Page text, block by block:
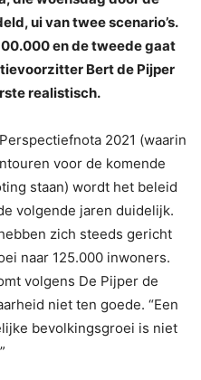
ui van twee scenario’s.
en de tweede gaat
Bert de Pijper
realistisch.
2021 (waarin
voor de komende
staan) wordt het beleid
volgende jaren duidelijk.
zich steeds gericht
naar 125.000 inwoners.
volgens De Pijper de
niet ten goede. “Een
bevolkingsgroei is niet